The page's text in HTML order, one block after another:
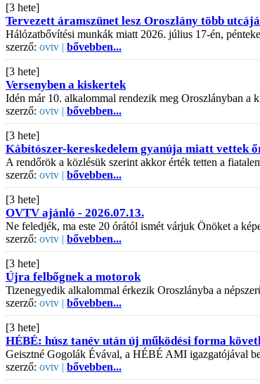
[3 hete]
Tervezett áramszünet lesz Oroszlány több
Hálózatbővítési munkák miatt 2026. július 17-én,
szerző: ovtv | bővebben...
[3 hete]
Versenyben a kiskertek
Idén már 10. alkalommal rendezik meg Oroszlányban a
szerző: ovtv | bővebben...
[3 hete]
Kábítószer-kereskedelem gyanúja miatt vettek
A rendőrök a közlésük szerint akkor érték tetten a
szerző: ovtv | bővebben...
[3 hete]
OVTV ajánló - 2026.07.13.
Ne feledjék, ma este 20 órától ismét várjuk Önöket a
szerző: ovtv | bővebben...
[3 hete]
Újra felbőgnek a motorok
Tizenegyedik alkalommal érkezik Oroszlányba a
szerző: ovtv | bővebben...
[3 hete]
HÉBÉ: húsz tanév után új működési forma
Geisztné Gogolák Évával, a HÉBÉ AMI igazgatójával
szerző: ovtv | bővebben...